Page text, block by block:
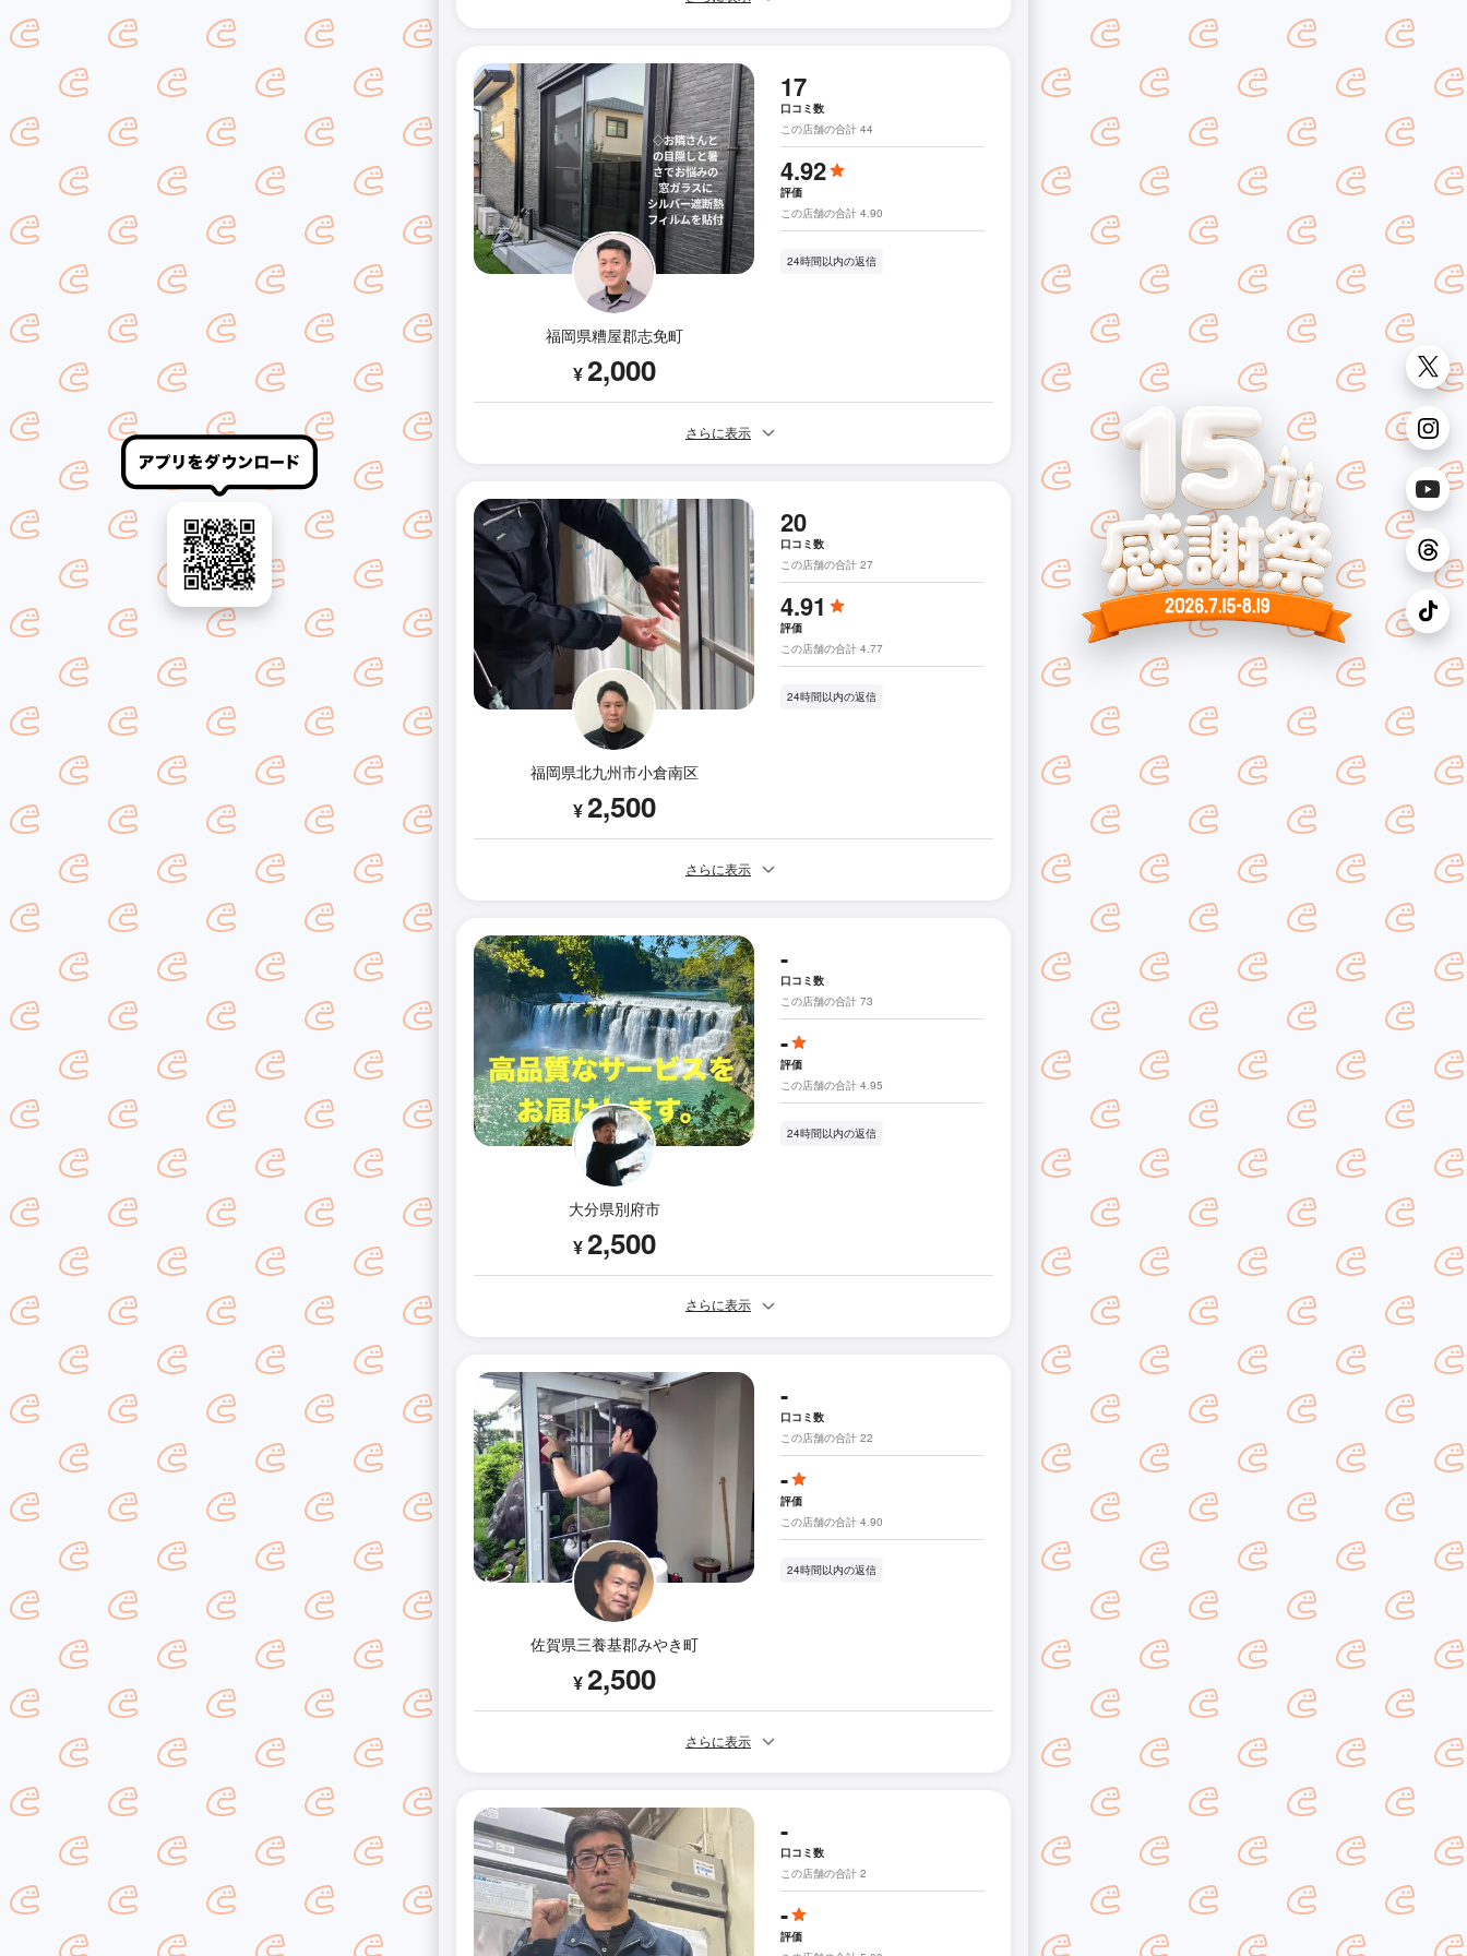
福岡県糟屋郡志免町
¥2,000
17
口コミ数
この店舗の合計 44
4.92
評価
この店舗の合計 4.90
24時間以内の返信
さらに表示
福岡県北九州市小倉南区
¥2,500
20
口コミ数
この店舗の合計 27
4.91
評価
この店舗の合計 4.77
24時間以内の返信
さらに表示
大分県別府市
¥2,500
-
口コミ数
この店舗の合計 73
-
評価
この店舗の合計 4.95
24時間以内の返信
さらに表示
佐賀県三養基郡みやき町
¥2,500
-
口コミ数
この店舗の合計 22
-
評価
この店舗の合計 4.90
24時間以内の返信
さらに表示
-
口コミ数
この店舗の合計 2
-
評価